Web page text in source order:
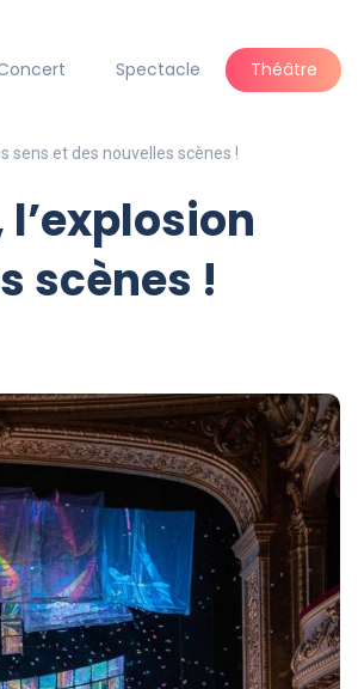
Spectacle Théâtre
sens et des nouvelles scènes !
l’explosion
scènes !